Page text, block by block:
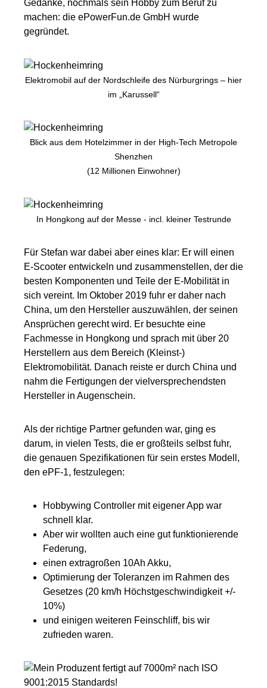
Gedanke, nochmals sein Hobby zum Beruf zu
machen: die ePowerFun.de GmbH wurde
gegründet.
Elektromobil auf der Nordschleife des Nürburgrings – hier
im „Karussell“
Blick aus dem Hotelzimmer in der High-Tech Metropole
Shenzhen
(12 Millionen Einwohner)
In Hongkong auf der Messe - incl. kleiner Testrunde
Für Stefan war dabei aber eines klar: Er will einen
E-Scooter entwickeln und zusammenstellen, der die
besten Komponenten und Teile der E-Mobilität in
sich vereint. Im Oktober 2019 fuhr er daher nach
China, um den Hersteller auszuwählen, der seinen
Ansprüchen gerecht wird. Er besuchte eine
Fachmesse in Hongkong und sprach mit über 20
Herstellern aus dem Bereich (Kleinst-)
Elektromobilität. Danach reiste er durch China und
nahm die Fertigungen der vielversprechendsten
Hersteller in Augenschein.
Als der richtige Partner gefunden war, ging es
darum, in vielen Tests, die er großteils selbst fuhr,
die genauen Spezifikationen für sein erstes Modell,
den ePF-1, festzulegen:
Hobbywing Controller mit eigener App war
schnell klar.
Aber wir wollten auch eine gut funktionierende
Federung,
einen extragroßen 10Ah Akku,
Optimierung der Toleranzen im Rahmen des
Gesetzes (20 km/h Höchstgeschwindigkeit +/-
10%)
und einigen weiteren Feinschliff, bis wir
zufrieden waren.